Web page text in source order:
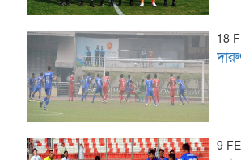
18
9